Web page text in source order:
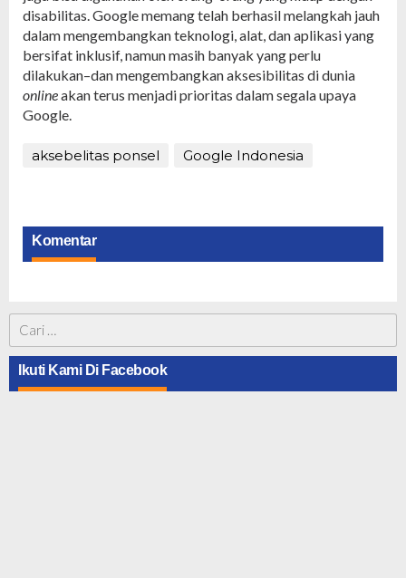
disabilitas. Google memang telah berhasil melangkah jauh
dalam mengembangkan teknologi, alat, dan aplikasi yang
bersifat inklusif, namun masih banyak yang perlu
dilakukan–dan mengembangkan aksesibilitas di dunia
onlineakan terus menjadi prioritas dalam segala upaya
Google.
aksebelitas ponsel Google Indonesia
Komentar
untuk:
Ikuti Kami Di Facebook